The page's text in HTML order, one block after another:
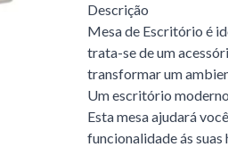
Descrição
Mesa de Escritório é
trata-se de um
transformar um
Um escritório
Esta mesa ajudará
funcionalidade ás